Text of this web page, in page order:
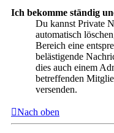
Ich bekomme ständig
Du kannst Private
automatisch
Bereich eine
belästigende
dies auch einem
betreffenden
versenden.
Nach oben